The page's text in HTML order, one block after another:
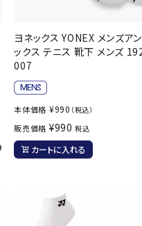
ウィメンズウォーキ
その他アクセサリー
ヨネックス YONEX メンズア
ックス テニス 靴下 メンズ
007
本体価格 ¥990 （税込）
販売価格 ¥990 税込
カートに入れる